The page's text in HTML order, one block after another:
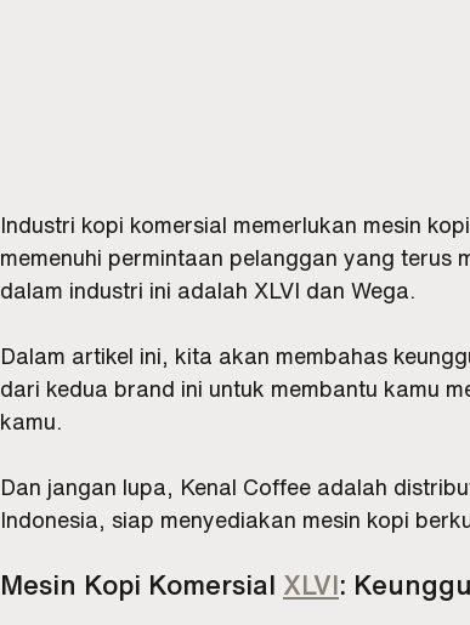
Industri kopi komersial memerlukan mesin
memenuhi permintaan pelanggan yang terus
dalam industri ini adalah XLVI dan Wega.
Dalam artikel ini, kita akan membahas
dari kedua brand ini untuk membantu kamu
kamu.
Dan jangan lupa, Kenal Coffee adalah
Indonesia, siap menyediakan mesin kopi
Mesin Kopi Komersial XLVI :